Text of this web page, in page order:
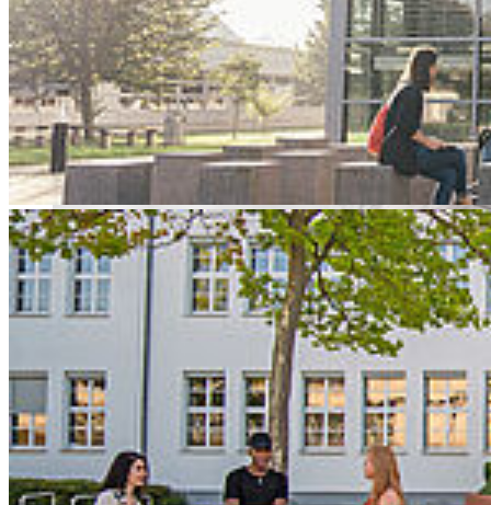
Lehrbeauftragter für Fahrzeugdesign verstirbt unerwartet. HOST und
Fakultät nehmen Abschied von einem leidenschaftlichen Gestalter,
einem engagierten Lehrenden und einem warmherzigen Kollegen